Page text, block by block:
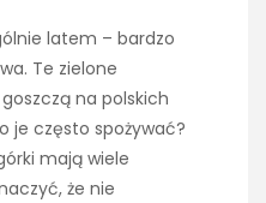
latem – bardzo
Te zielone
na polskich
je często spożywać?
mają wiele
że nie